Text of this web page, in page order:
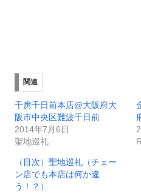
関連
千房千日前本店@大阪府大
阪市中央区難波千日前
2014年7月6日
聖地巡礼
（目次）聖地巡礼（チェー
ン店でも本店は何か違
う！？）